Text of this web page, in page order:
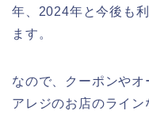
年、2024年と今後も
ます。
なので、クーポンや
アレジのお店のライ